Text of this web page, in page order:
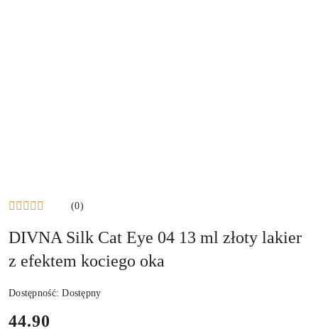
DIVNA
(0)
DIVNA Silk Cat Eye 04 13 ml złoty lakier
z efektem kociego oka
Dostępność:Dostępny
cena:
44.90